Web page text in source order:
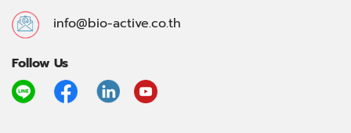
info@bio-active.co.th
Follow Us